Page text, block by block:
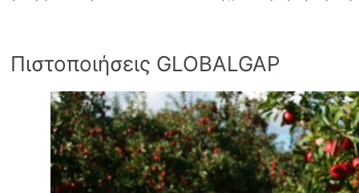
Πιστοποιήσεις GLOBALGAP